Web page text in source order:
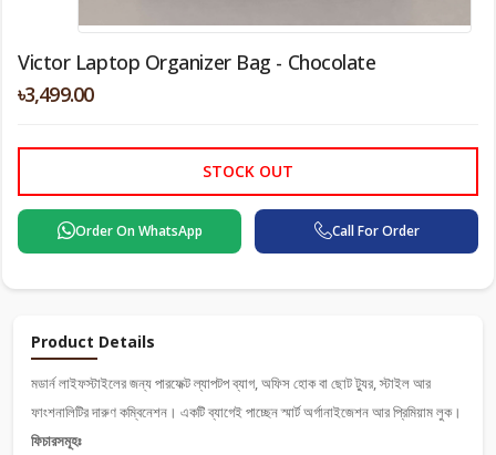
Victor Laptop Organizer Bag - Chocolate
৳3,499.00
STOCK OUT
Order On WhatsApp Call For Order
Product Details
মডার্ন লাইফস্টাইলের জন্য পারফেক্ট ল্যাপটপ ব্যাগ, অফিস হোক বা ছোট ট্যুর, স্টাইল আর
ফাংশনালিটির দারুণ কম্বিনেশন। একটি ব্যাগেই পাচ্ছেন স্মার্ট অর্গানাইজেশন আর প্রিমিয়াম লুক।
ফিচারসমূহঃ